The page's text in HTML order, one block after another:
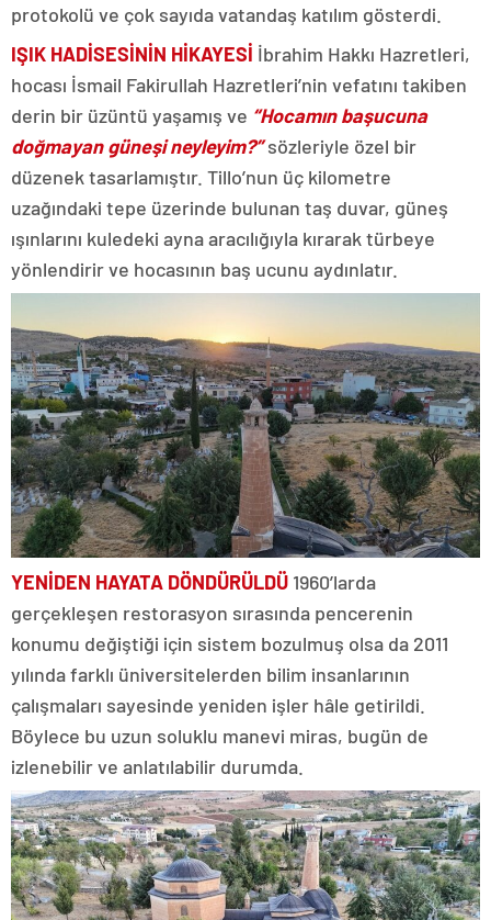
protokolü ve çok sayıda vatandaş katılım gösterdi.
IŞIK HADİSESİNİN HİKAYESİ İbrahim Hakkı Hazretleri,
hocası İsmail Fakirullah Hazretleri’nin vefatını takiben
derin bir üzüntü yaşamış ve “Hocamın başucuna
doğmayan güneşi neyleyim?”sözleriyle özel bir
düzenek tasarlamıştır. Tillo’nun üç kilometre
uzağındaki tepe üzerinde bulunan taş duvar, güneş
ışınlarını kuledeki ayna aracılığıyla kırarak türbeye
yönlendirir ve hocasının baş ucunu aydınlatır.
YENİDEN HAYATA DÖNDÜRÜLDÜ 1960’larda
gerçekleşen restorasyon sırasında pencerenin
konumu değiştiği için sistem bozulmuş olsa da 2011
yılında farklı üniversitelerden bilim insanlarının
çalışmaları sayesinde yeniden işler hâle getirildi.
Böylece bu uzun soluklu manevi miras, bugün de
izlenebilir ve anlatılabilir durumda.